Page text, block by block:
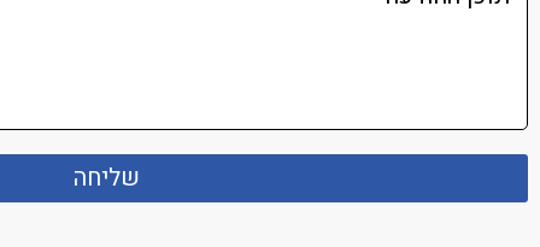
שליחה